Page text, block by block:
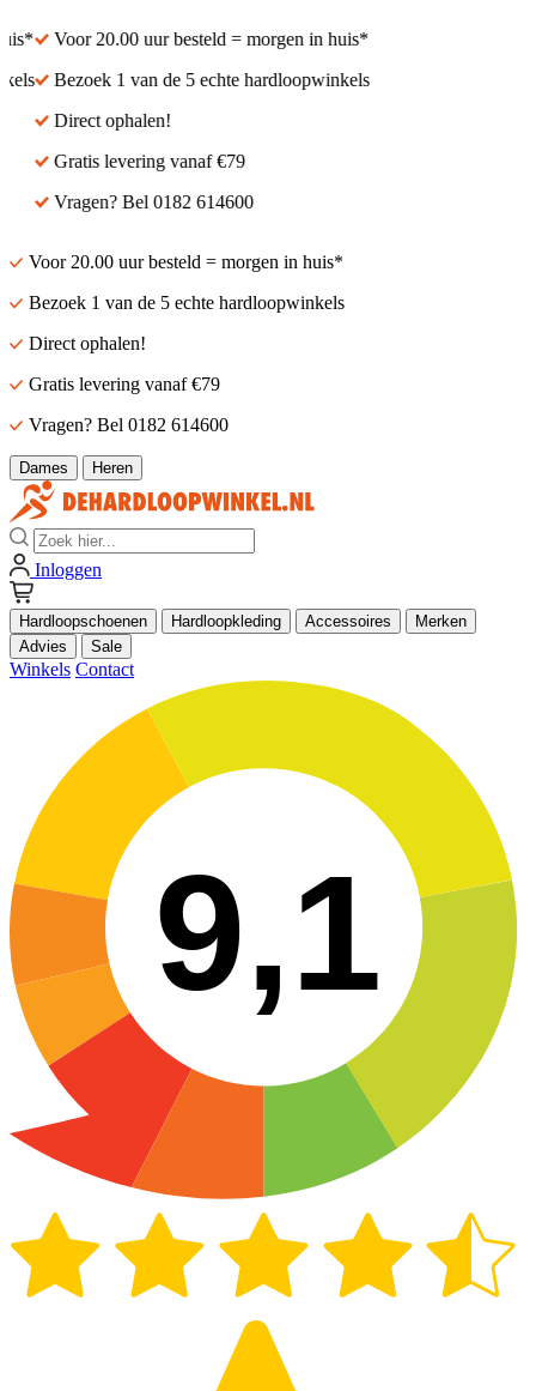
Voor 20.00 uur besteld = morgen in huis*
Bezoek 1 van de 5 echte hardloopwinkels
Direct ophalen!
Gratis levering vanaf €79
Vragen? Bel 0182 614600
Voor 20.00 uur besteld = morgen in huis*
Bezoek 1 van de 5 echte hardloopwinkels
Direct ophalen!
Gratis levering vanaf €79
Vragen? Bel 0182 614600
Dames Heren
Zoek
Inloggen
Hardloopschoenen Hardloopkleding Accessoires
Merken
Advies
Sale
Winkels Contact
9,1